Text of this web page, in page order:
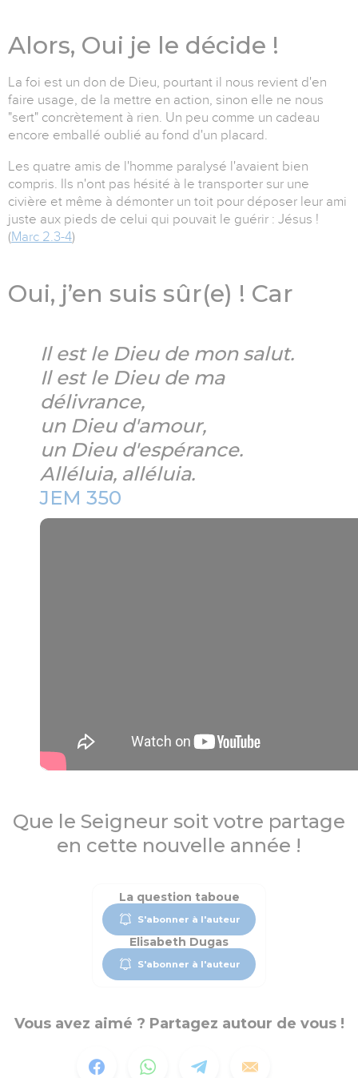
Alors, Oui je le décide !
La foi est un don de Dieu, pourtant il nous revient d'en
faire usage, de la mettre en action, sinon elle ne nous
"sert" concrètement à rien. Un peu comme un cadeau
encore emballé oublié au fond d'un placard.
Les quatre amis de l'homme paralysé l'avaient bien
compris. Ils n'ont pas hésité à le transporter sur une
civière et même à démonter un toit pour déposer leur ami
juste aux pieds de celui qui pouvait le guérir : Jésus !
(Marc 2.3-4)
Oui, j’en suis sûr(e) ! Car
Il est le Dieu de mon salut.
Il est le Dieu de ma
délivrance,
un Dieu d'amour,
un Dieu d'espérance.
Alléluia, alléluia.
JEM 350
Que le Seigneur soit votre partage
en cette nouvelle année !
La question taboue
S'abonner à l'auteur
Elisabeth Dugas
S'abonner à l'auteur
Vous avez aimé ? Partagez autour de vous !